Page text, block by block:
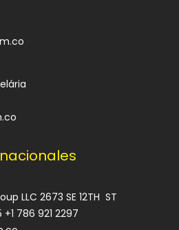
LLC 2673 SE 12TH ST
786 921 2297